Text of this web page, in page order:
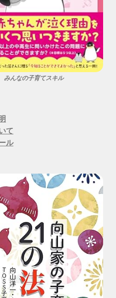
みんなの子育てスキル
て
ル